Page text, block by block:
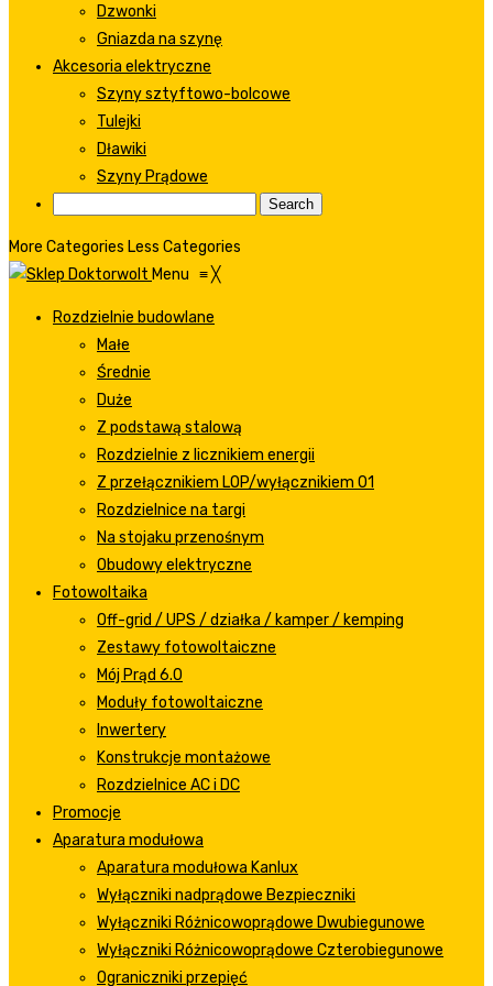
Dzwonki
Gniazda na szynę
Akcesoria elektryczne
Szyny sztyftowo-bolcowe
Tulejki
Dławiki
Szyny Prądowe
More Categories Less Categories
Menu ≡╳
Rozdzielnie budowlane
Małe
Średnie
Duże
Z podstawą stalową
Rozdzielnie z licznikiem energii
Z przełącznikiem LOP/wyłącznikiem 01
Rozdzielnice na targi
Na stojaku przenośnym
Obudowy elektryczne
Fotowoltaika
Off-grid / UPS / działka / kamper / kemping
Zestawy fotowoltaiczne
Mój Prąd 6.0
Moduły fotowoltaiczne
Inwertery
Konstrukcje montażowe
Rozdzielnice AC i DC
Promocje
Aparatura modułowa
Aparatura modułowa Kanlux
Wyłączniki nadprądowe Bezpieczniki
Wyłączniki Różnicowoprądowe Dwubiegunowe
Wyłączniki Różnicowoprądowe Czterobiegunowe
Ograniczniki przepięć